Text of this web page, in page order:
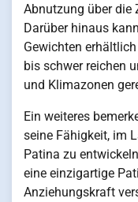
Abnutzung über die
Darüber hinaus
Gewichten
bis schwer reichen
und Klimazonen
Ein weiteres
seine Fähigkeit, im
Patina zu
eine einzigartige
Anziehungskraft